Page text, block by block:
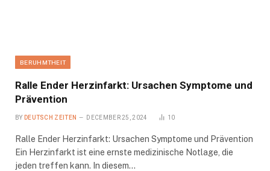
BERUHMTHEIT
Ralle Ender Herzinfarkt: Ursachen Symptome und
Prävention
BY DEUTSCH ZEITEN DECEMBER 25, 2024 10
Ralle Ender Herzinfarkt: Ursachen Symptome und Prävention
Ein Herzinfarkt ist eine ernste medizinische Notlage, die
jeden treffen kann. In diesem…